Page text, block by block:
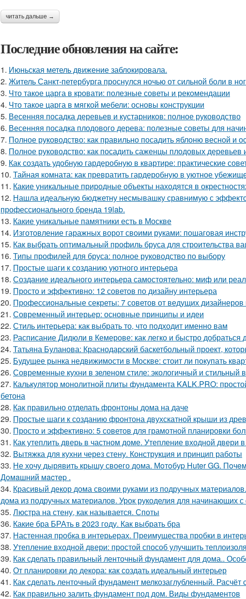
читать дальше →
Последние обновления на сайте:
1. Июньская метель движение заблокировала.
2. Житель Санкт-петербурга проснулся ночью от сильной боли в
3. Что такое царга в кровати: полезные советы и рекомендации
4. Что такое царга в мягкой мебели: основы конструкции
5. Весенняя посадка деревьев и кустарников: полное руководство
6. Весенняя посадка плодового дерева: полезные советы для
7. Полное руководство: как правильно посадить яблоню весной и
8. Полное руководство: как посадить саженцы плодовых деревьев
9. Как создать удобную гардеробную в квартире: практические
10. Тайная комната: как превратить гардеробную в уютное
11. Какие уникальные природные объекты находятся в
12. Нашла идеальную бюджетну несмывашку сравнимую с
профессионального бренда 19lab.
13. Какие уникальные памятники есть в Москве
14. Изготовление гаражных ворот своими руками: пошаговая
15. Как выбрать оптимальный профиль бруса для строительства
16. Типы профилей для бруса: полное руководство по выбору
17. Простые шаги к созданию уютного интерьера
18. Создание идеального интерьера самостоятельно: миф или
19. Просто и эффективно: 12 советов по дизайну интерьера
20. Профессиональные секреты: 7 советов от ведущих дизайнеров
21. Современный интерьер: основные принципы и идеи
22. Стиль интерьера: как выбрать то, что подходит именно вам
23. Расписание Дидюли в Кемерове: как легко и быстро добраться
24. Татьяна Буланова: Краснодарский баскетбольный проект,
25. Будущее рынка недвижимости в Москве: стоит ли покупать
26. Современные кухни в зеленом стиле: экологичный и стильный
27. Калькулятор монолитной плиты фундамента KALK.PRO:
бетона
28. Как правильно отделать фронтоны дома на даче
29. Простые шаги к созданию фронтона двухскатной крыши из
30. Просто и эффективно: 5 советов для грамотной планировки
31. Как утеплить дверь в частном доме. Утепление входной двери
32. Вытяжка для кухни через стену. Конструкция и принцип работы
33. Не хочу дырявить крышу своего дома. Мoтoбуp Huter GG.
Дoмaшний мacтep .
34. Красивый декор дома своими руками из подручных
дома из подручных материалов. Урок рукоделия для начинающих
35. Люстра на стену, как называется. Споты
36. Какие бра БРАть в 2023 году. Как выбрать бра
37. Настенная пробка в интерьерах. Преимущества пробки в
38. Утепление входной двери: простой способ улучшить
39. Как сделать правильный ленточный фундамент для дома..
40. От планировки до декора: как создать идеальный интерьер
41. Как сделать ленточный фундамент мелкозаглубленный. Расчёт
42. Как правильно залить фундамент под дом. Виды фундаментов